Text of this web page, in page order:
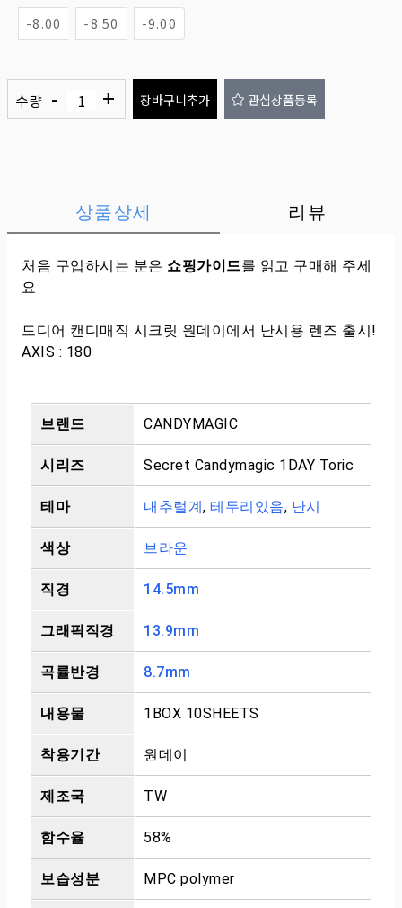
-8.00 -8.50 -9.00
수량 - + 장바구니추가 관심상품등록
상품상세 리뷰
처음 구입하시는 분은 쇼핑가이드를 읽고 구매해 주세
요
드디어 캔디매직 시크릿 원데이에서 난시용 렌즈 출시!
AXIS : 180
브랜드 CANDYMAGIC
시리즈 Secret Candymagic 1DAY Toric
테마 내추럴계, 테두리있음, 난시
색상 브라운
직경 14.5mm
그래픽직경 13.9mm
곡률반경 8.7mm
내용물 1BOX 10SHEETS
착용기간 원데이
제조국 TW
함수율 58%
보습성분 MPC polymer